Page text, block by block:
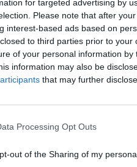
for targeted advertising by
Please note that after
interest-based ads based on
to third parties prior to
of your personal information by
information may also be
that may further
Processing Opt Outs
out of the Sharing of my
Rybářství Třeboň, které
na 8000 hektarech vodní
více než třetina vody.
zdržovaném
milionů metrů
metrů krychlových
vysokým teplotám a
Kvůli suchu začali rybáři
by jinak ryby
Vladimír Kukačka.